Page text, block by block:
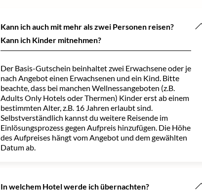
Kann ich auch mit mehr als zwei Personen reisen?
Kann ich Kinder mitnehmen?
Der Basis-Gutschein beinhaltet zwei Erwachsene oder je
nach Angebot einen Erwachsenen und ein Kind. Bitte
beachte, dass bei manchen Wellnessangeboten (z.B.
Adults Only Hotels oder Thermen) Kinder erst ab einem
bestimmten Alter, z.B. 16 Jahren erlaubt sind.
Selbstverständlich kannst du weitere Reisende im
Einlösungsprozess gegen Aufpreis hinzufügen. Die Höhe
des Aufpreises hängt vom Angebot und dem gewählten
Datum ab.
In welchem Hotel werde ich übernachten?